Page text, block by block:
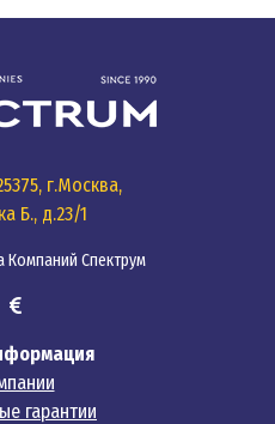
г.Москва,
Б., д.23/1
Компаний Спектрум
гарантии